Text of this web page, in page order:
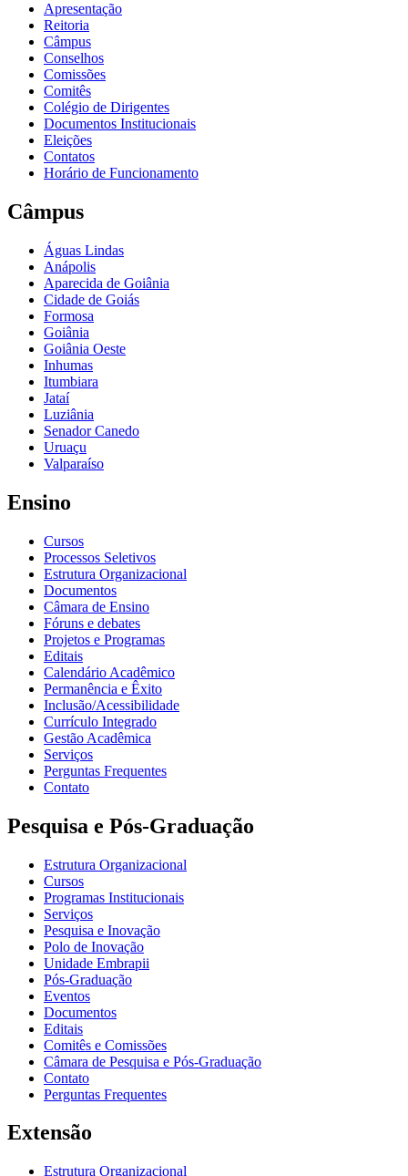
Apresentação
Reitoria
Câmpus
Conselhos
Comissões
Comitês
Colégio de Dirigentes
Documentos Institucionais
Eleições
Contatos
Horário de Funcionamento
Câmpus
Águas Lindas
Anápolis
Aparecida de Goiânia
Cidade de Goiás
Formosa
Goiânia
Goiânia Oeste
Inhumas
Itumbiara
Jataí
Luziânia
Senador Canedo
Uruaçu
Valparaíso
Ensino
Cursos
Processos Seletivos
Estrutura Organizacional
Documentos
Câmara de Ensino
Fóruns e debates
Projetos e Programas
Editais
Calendário Acadêmico
Permanência e Êxito
Inclusão/Acessibilidade
Currículo Integrado
Gestão Acadêmica
Serviços
Perguntas Frequentes
Contato
Pesquisa e Pós-Graduação
Estrutura Organizacional
Cursos
Programas Institucionais
Serviços
Pesquisa e Inovação
Polo de Inovação
Unidade Embrapii
Pós-Graduação
Eventos
Documentos
Editais
Comitês e Comissões
Câmara de Pesquisa e Pós-Graduação
Contato
Perguntas Frequentes
Extensão
Estrutura Organizacional